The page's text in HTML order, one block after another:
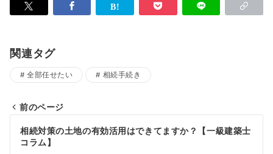
関連タグ
全部任せたい 相続手続き
投
稿
前のページ
相続対策の土地の有効活用はできてますか？【一級建築士
コラム】